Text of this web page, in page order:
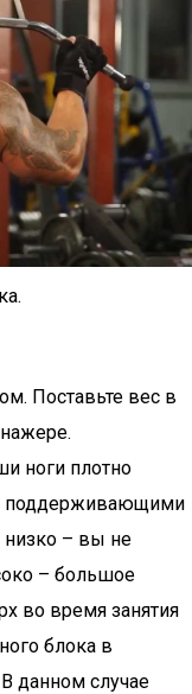
Поставьте вес в
ноги плотно
поддерживающими
низко – вы не
– большое
во время занятия
блока в
данном случае